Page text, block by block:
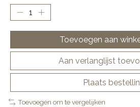
Toevoegen aan
Aan verlanglijst
Plaats
Toevoegen om te vergelijken